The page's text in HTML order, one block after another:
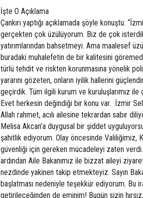
İşte O Açıklama
Çankırı yaptığı açıklamada şöyle konuştu:
gerçekten çok üzülüyorum. Biz de çok
yatırımlarından bahsetmeyi. Ama maalesef
buradaki muhalefetin de bir kalitesini
türlü tehdit ve riskten korunmasına yönelik
yararını gözeten, onların iyilik hallerini
geçirdik. Tüm ilgili kurum ve kuruluşlarımız
Evet herkesin değindiği bir konu var. İzmir
Allah rahmet, acılı ailesine tekrardan sabır
Melisa Akcan’a duygusal bir şiddet
şahitlik ediyorum. Olay öncesinde Valiliğimiz,
güvenliği için gereken mücadeleyi zaten
ardından Aile Bakanımız ile bizzat aileyi
nezdinde yakinen takip etmekteyiz. Sayın
başlatması nedeniyle teşekkür ediyorum. Bu
getirileceğinden de eminim! Bugün sizin